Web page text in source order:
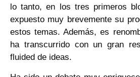
lo tanto, en los tres primeros
expuesto muy brevemente su
estos temas. Además, es
ha transcurrido con un gran
fluided de ideas.